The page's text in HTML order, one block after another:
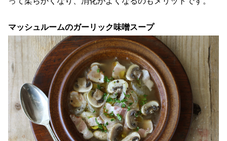
マッシュルームのガーリック味噌スープ